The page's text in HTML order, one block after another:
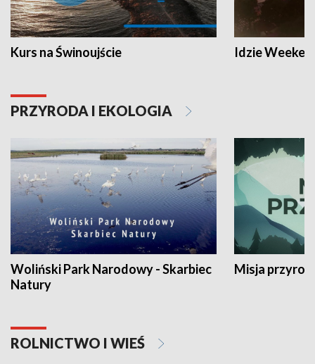
Kurs na Świnoujście Idzie
PRZYRODA I EKOLOGIA
Woliński Park Narodowy - Skarbiec
Natury
Misja
ROLNICTWO I WIEŚ